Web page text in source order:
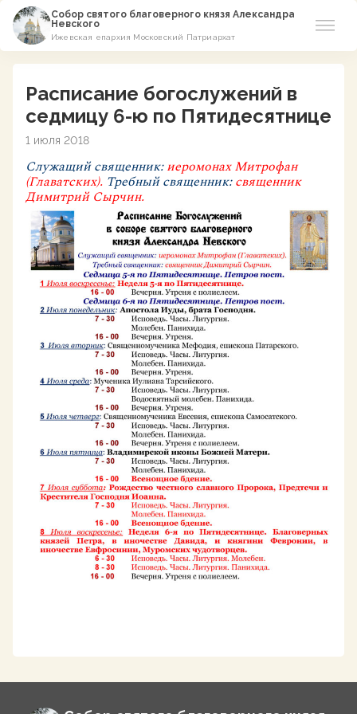
Собор святого благоверного князя Александра
Невского
Ижевская епархия Московский Патриархат
Азы Православия
Расписание
Виртуальный музей
Пожертвование
Контакты
Расписание богослужений в
седмицу 6-ю по Пятидесятнице
1 июля 2018
Служащий священник:иеромонах Митрофан
(Главатских). Требный священник: священник
Димитрий Сырчин.